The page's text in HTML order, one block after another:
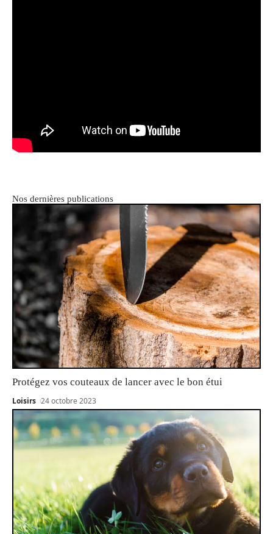
Nos dernières publications
Protégez vos couteaux de lancer avec le bon étui
Loisirs 24 octobre 2023